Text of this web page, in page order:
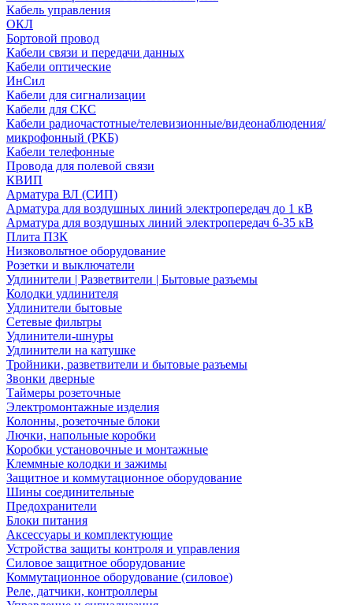
Кабель управления
ОКЛ
Бортовой провод
Кабели связи и передачи данных
Кабели оптические
ИнСил
Кабели для сигнализации
Кабели для СКС
Кабели радиочастотные/телевизионные/видеонаблюдения/
микрофонный (РКБ)
Кабели телефонные
Провода для полевой связи
КВИП
Арматура ВЛ (СИП)
Арматура для воздушных линий электропередач до 1 кВ
Арматура для воздушных линий электропередач 6-35 кВ
Плита ПЗК
Низковольтное оборудование
Розетки и выключатели
Удлинители | Разветвители | Бытовые разъемы
Колодки удлинителя
Удлинители бытовые
Сетевые фильтры
Удлинители-шнуры
Удлинители на катушке
Тройники, разветвители и бытовые разъемы
Звонки дверные
Таймеры розеточные
Электромонтажные изделия
Колонны, розеточные блоки
Лючки, напольные коробки
Коробки установочные и монтажные
Клеммные колодки и зажимы
Защитное и коммутационное оборудование
Шины соединительные
Предохранители
Блоки питания
Аксессуары и комплектующие
Устройства защиты контроля и управления
Силовое защитное оборудование
Коммутационное оборудование (силовое)
Реле, датчики, контроллеры